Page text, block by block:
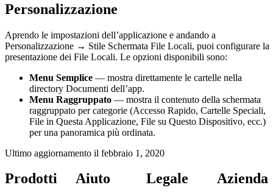
Personalizzazione
Aprendo le impostazioni dell’applicazione e andando a
Personalizzazione → Stile Schermata File Locali, puoi configurare la
presentazione dei File Locali. Le opzioni disponibili sono:
Menu Semplice — mostra direttamente le cartelle nella
directory Documenti dell’app.
Menu Raggruppato — mostra il contenuto della schermata
raggruppato per categorie (Accesso Rapido, Cartelle Speciali,
File in Questa Applicazione, File su Questo Dispositivo, ecc.)
per una panoramica più ordinata.
Ultimo aggiornamento il febbraio 1, 2020
Prodotti Aiuto Legale Azienda